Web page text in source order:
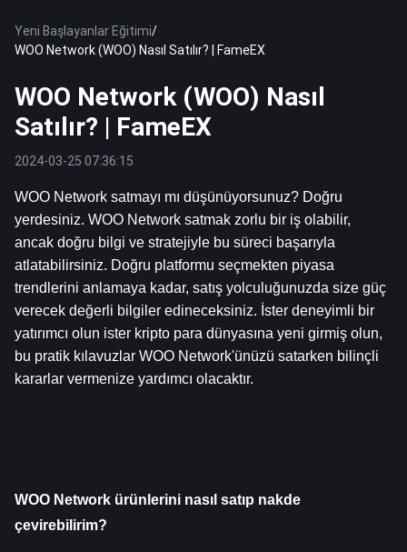
Yeni Başlayanlar Eğitimi/
WOO Network (WOO) Nasıl Satılır? | FameEX
WOO Network (WOO) Nasıl
Satılır? | FameEX
2024-03-25 07:36:15
WOO Network satmayı mı düşünüyorsunuz? Doğru
yerdesiniz. WOO Network satmak zorlu bir iş olabilir,
ancak doğru bilgi ve stratejiyle bu süreci başarıyla
atlatabilirsiniz. Doğru platformu seçmekten piyasa
trendlerini anlamaya kadar, satış yolculuğunuzda size güç
verecek değerli bilgiler edineceksiniz. İster deneyimli bir
yatırımcı olun ister kripto para dünyasına yeni girmiş olun,
bu pratik kılavuzlar WOO Network'ünüzü satarken bilinçli
kararlar vermenize yardımcı olacaktır.
WOO Network ürünlerini nasıl satıp nakde
çevirebilirim?